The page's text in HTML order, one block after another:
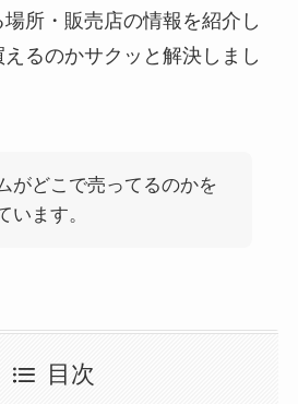
所・販売店の情報を紹介し
るのかサクッと解決しまし
がどこで売ってるのかを
います。
目次